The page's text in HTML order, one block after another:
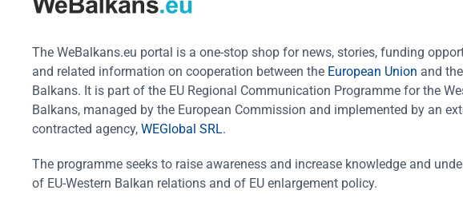
The WeBalkans.eu portal is a one-stop shop for news, stories, funding
and related information on cooperation between the European Union and
Balkans. It is part of the EU Regional Communication Programme for the
Balkans, managed by the European Commission and implemented by an
contracted agency, WEGlobal SRL.
The programme seeks to raise awareness and increase knowledge and
of EU-Western Balkan relations and of EU enlargement policy.